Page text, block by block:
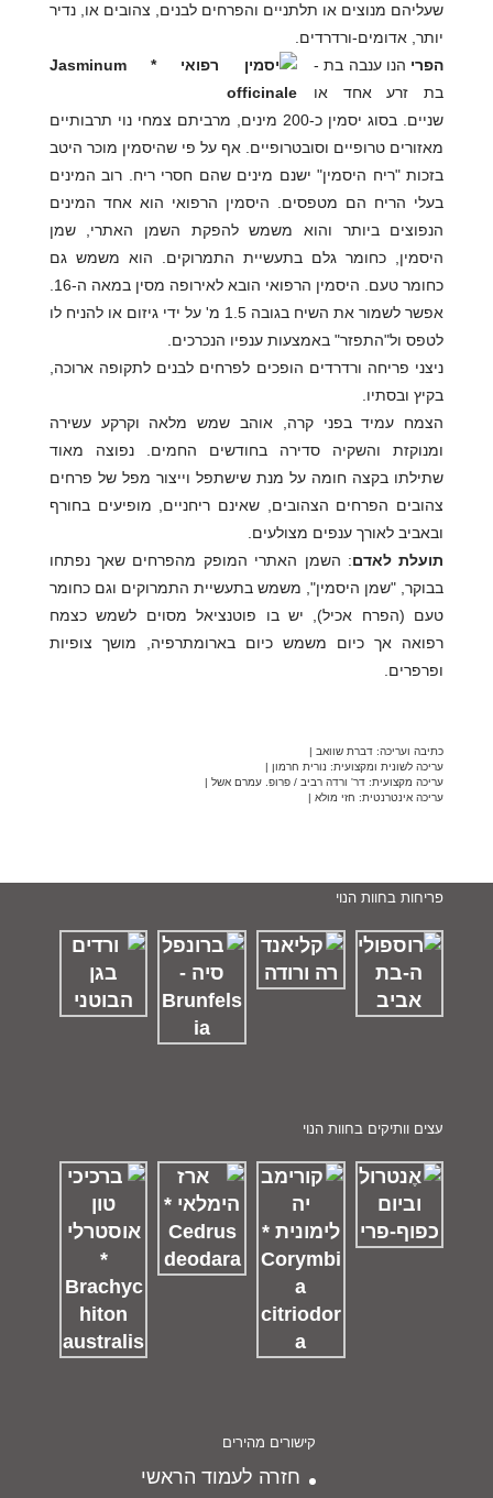
שעליהם מנוצים או תלתניים והפרחים לבנים, צהובים או, נדיר
יותר, אדומים-ורדרדים.
הפרי הנו ענבה בת -
בת זרע אחד או
שניים. בסוג יסמין כ-200 מינים, מרביתם צמחי נוי תרבותיים
מאזורים טרופיים וסובטרופיים. אף על פי שהיסמין מוכר היטב
בזכות "ריח היסמין" ישנם מינים שהם חסרי ריח. רוב המינים
בעלי הריח הם מטפסים. היסמין הרפואי הוא אחד המינים
הנפוצים ביותר והוא משמש להפקת השמן האתרי, שמן
היסמין, כחומר גלם בתעשיית התמרוקים. הוא משמש גם
אפשר לשמור את השיח בגובה 1.5 מ' על ידי גיזום או להניח לו
לטפס ול"התפזר" באמצעות ענפיו הנכרכים.
ניצני פריחה ורדרדים הופכים לפרחים לבנים לתקופה ארוכה,
בקיץ ובסתיו.
הצמח עמיד בפני קרה, אוהב שמש מלאה וקרקע עשירה
ומנוקזת והשקיה סדירה בחודשים החמים. נפוצה מאוד
שתילתו בקצה חומה על מנת שישתפל וייצור מפל של פרחים
צהובים הפרחים הצהובים, שאינם ריחניים, מופיעים בחורף
ובאביב לאורך ענפים מצולעים.
תועלת לאדם: השמן האתרי המופק מהפרחים שאך נפתחו
בבוקר, "שמן היסמין", משמש בתעשיית התמרוקים וגם כחומר
טעם (הפרח אכיל), יש בו פוטנציאל מסוים לשמש כצמח
רפואה אך כיום משמש כיום בארומתרפיה, מושך צופיות
ופרפרים.
כתיבה ועריכה: דברת שוואב |
עריכה לשונית ומקצועית: נורית חרמון |
עריכה מקצועית: דר' ורדה רביב / פרופ. עמרם אשל |
עריכה אינטרנטית: חזי מולא |
פריחות בחוות הנוי
עצים וותיקים בחוות הנוי
קישורים מהירים
חזרה לעמוד הראשי